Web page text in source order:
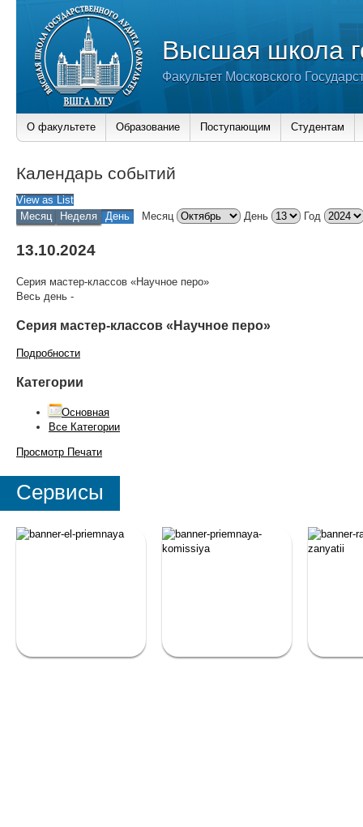
Высшая школа
Факультет Московского
О факультете Образование Поступающим Студентам
Календарь событий
View asList
Месяц
Неделя День Месяц День Год
13.10.2024
Серия мастер-классов «Научное перо»
Весь день -
Серия мастер-классов «Научное перо»
Подробности
Категории
Основная
Все Категории
Просмотр Печати
Сервисы